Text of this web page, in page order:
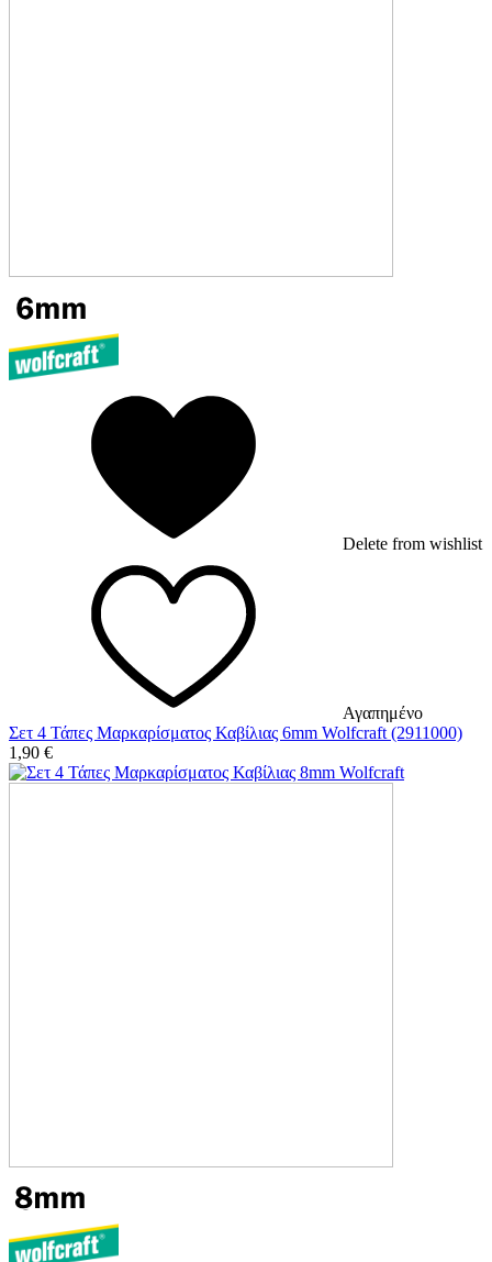
Delete from wishlist
Αγαπημένο
Σετ 4 Τάπες Μαρκαρίσματος Καβίλιας 6mm Wolfcraft (2911000)
1,90 €